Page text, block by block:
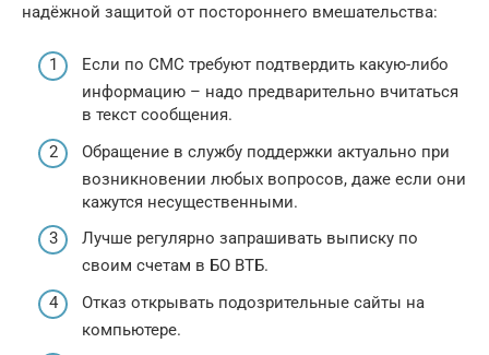
надёжной защитой от постороннего вмешательства:
Если по СМС требуют подтвердить какую-либо
информацию – надо предварительно вчитаться
в текст сообщения.
Обращение в службу поддержки актуально при
возникновении любых вопросов, даже если они
кажутся несущественными.
Лучше регулярно запрашивать выписку по
своим счетам в БО ВТБ.
Отказ открывать подозрительные сайты на
компьютере.